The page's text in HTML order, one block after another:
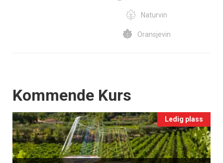
Naturvin
Oransjevin
Events
Kommende Kurs
Ledig plass